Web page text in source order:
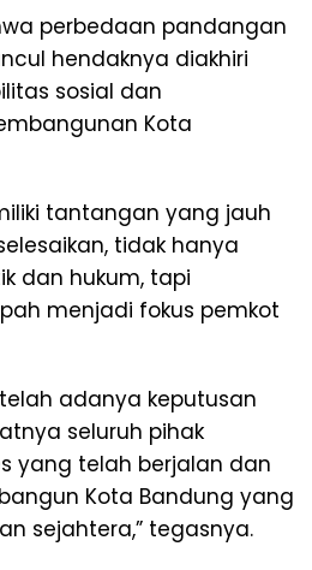
perbedaan pandangan
hendaknya diakhiri
sosial dan
Kota
tantangan yang jauh
tidak hanya
dan hukum, tapi
menjadi fokus pemkot
adanya keputusan
seluruh pihak
yang telah berjalan dan
Kota Bandung yang
sejahtera,” tegasnya.